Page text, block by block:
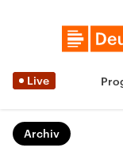
Live
Archiv